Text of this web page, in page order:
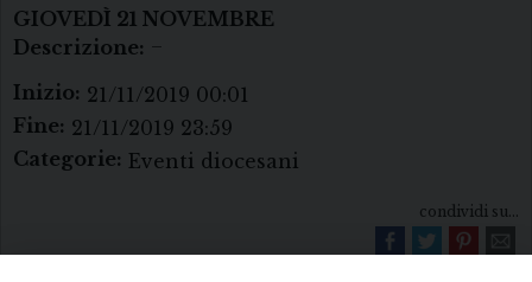
GIOVEDÌ 21 NOVEMBRE
Descrizione: –
Inizio: 21/11/2019 00:01
Fine: 21/11/2019 23:59
Categorie: Eventi diocesani
condividi su...